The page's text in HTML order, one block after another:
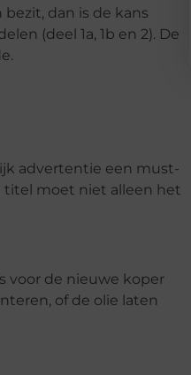
dan is de kans
(deel 1a, 1b en 2). De
advertentie een must-
titel moet niet alleen het
voor de nieuwe koper
of de olie laten